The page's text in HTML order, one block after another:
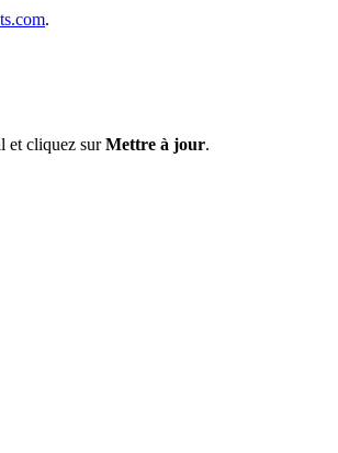
.
et cliquez surMettre à jour.